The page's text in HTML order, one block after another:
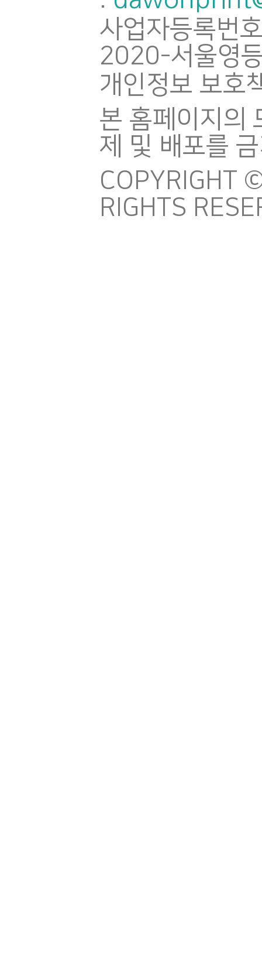
사업자등록번
2020-서울영
개인정보 보호
본 홈페이지의
제 및 배포를
COPYRIGHT
RIGHTS